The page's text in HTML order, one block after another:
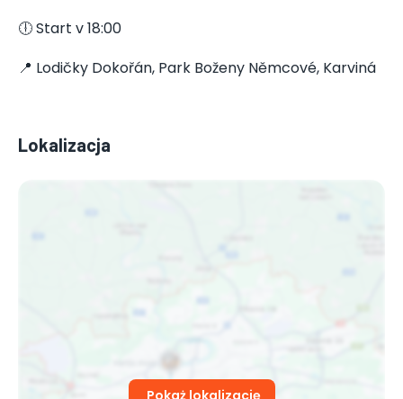
🕕 Start v 18:00
📍 Lodičky Dokořán, Park Boženy Němcové, Karviná
Lokalizacja
Pokaż lokalizację